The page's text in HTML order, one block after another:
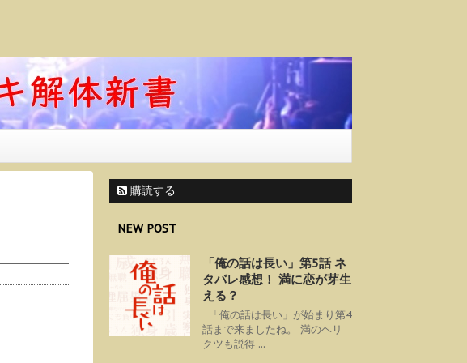
購読する
NEW POST
「俺の話は長い」第5話 ネ
タバレ感想！ 満に恋が芽生
える？
「俺の話は長い」が始まり第4
話まで来ましたね。 満のヘリ
クツも説得 ...